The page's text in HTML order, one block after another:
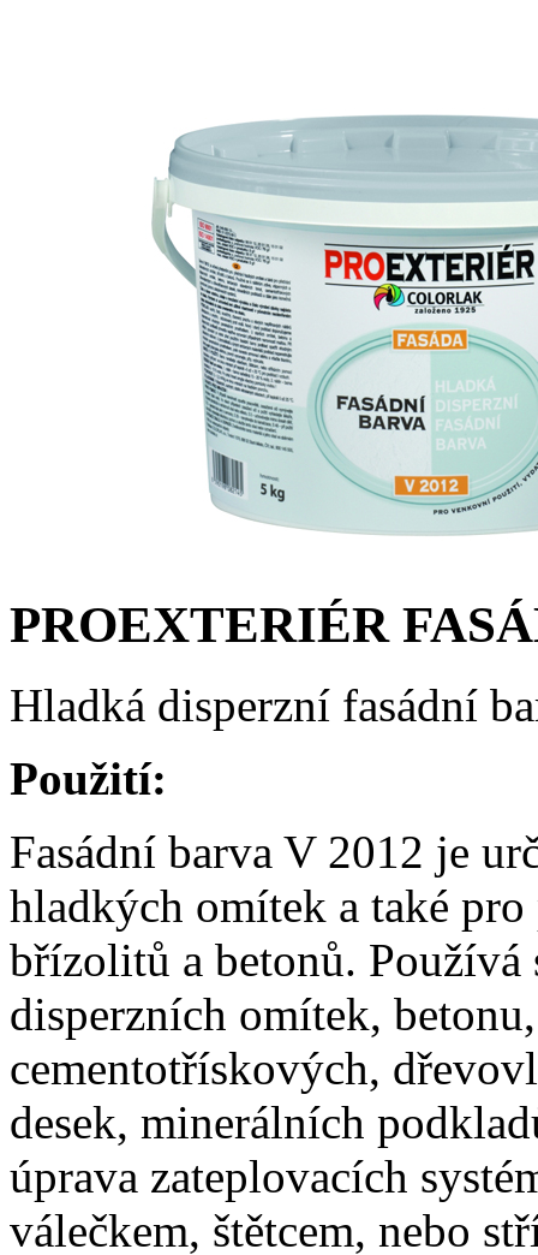
PROEXTERIÉR
Hladká disperzní fasádní
Použití:
Fasádní barva V 2012 je
hladkých omítek a také
břízolitů a betonů. Používá
disperzních omítek,
cementotřískových,
desek, minerálních
úprava zateplovacích
válečkem, štětcem, nebo